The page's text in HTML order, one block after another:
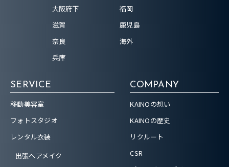
大阪府下
滋賀
奈良
兵庫
福岡
鹿児島
海外
SERVICE
移動美容室
フォトスタジオ
レンタル衣装
出張ヘアメイク
COMPANY
KAINOの想い
KAINOの歴史
リクルート
CSR